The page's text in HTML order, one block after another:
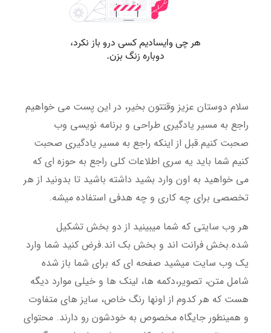
سلام دوستان عزیز وقتتون بخیر، در این پست می خواهیم
راجع به مسیر یادگیری طراحی و برنامه نویسی وب
صحبت کنیم.قبل از اینکه راجع به مسیر یادگیری صحبت
کنیم شما باید یه سری اطلاعات کلی راجع به حوزه ای که
می خواهید به اون وارد بشید داشته باشید تا بدونید از هر
تخصصی برای چه کاری و چه هدفی استفاده میشه.
هر وب سایتی که شما میبینید از دو بخش تشکیل
شده.بخش فرانت اند و بخش بک اند.فرض کنید شما وارد
یک وب سایت میشید صفحه ای که برای شما باز شده
شامل متن، تصویر،دکمه ها، لینک ها و خیلی موارد دیگه
هست که هر کدوم از اونها رنگ خاص، سایز های متفاوت
و همینطور جایگاه مخصوص به خودشون رو دارند. محتوای